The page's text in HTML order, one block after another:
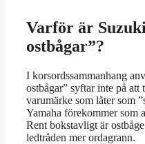
Varför är
ostbågar”?
I korsordssammanhang
ostbågar” syftar inte på
varumärke som låter som
Yamaha förekommer som
Rent bokstavligt är
ledtråden mer ordagrann.